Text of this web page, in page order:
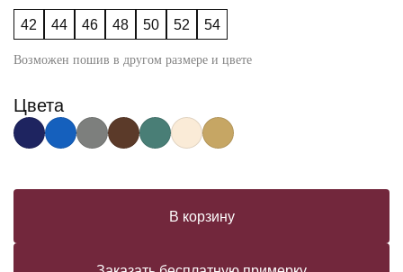
42 44 46 48 50 52 54
Возможен пошив в другом размере и цвете
Цвета
В корзину